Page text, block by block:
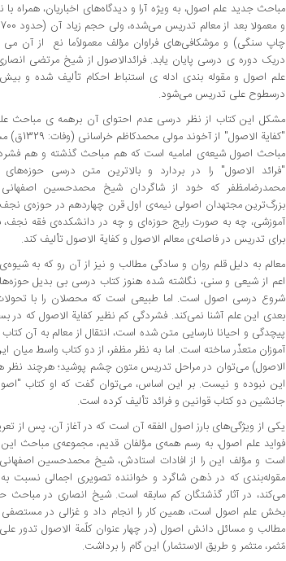
مباحث جدید علم اصول، به ویژه آرا و دیدگاه‌های اخباریان، همراه با
چاپ سنگی) و موشکافی‌های فراوان مؤلف معمولاًما نع از آن
دریک دوره ی درسی پایان یابد. فرائدالاصول از شیخ مرتضی
درسطوح علی تدریس می‌شود.
مشکل این کتاب از نظر درسی عدم احتوای آن برهمه ی مباحث
"کفایة
مباحث اصول شیعه‌ی امامیه است که هم مباحث گذشته و هم
"فرائد الاصول" را در بردارد و بالاترین متن درسی
بزرگ‌ترین مجتهدان اصولی نیمه‌ی اول قرن چهاردهم در حوزه‌ی
آموزشی، چه به صورت رایج حوزه‌ای و چه در دانشکده‌ی فقه نجف،
برای تدریس در فاصله‌ی معالم الاصول و کفایة الاصول تألیف کند.
معالم به دلیل قلم روان و سادگی مطالب و نیز از آن رو که به
اعم از شیعی و سنی، نگاشته شده هنوز کتاب درسی بی بدیل
شروع درسی اصول است. اما طبیعی است که محصلان را با
بعدی این علم آشنا نمی‌کند. فشردگی کم نظیر کفایة الاصول که در
پیچدگی و احیانا نارسایی متن شده است، انتقال از معالم به آن
آموزان متعذّر ساخته است. اما به نظر مظفر، از دو کتاب واسط میان
الاصول) می‌توان در مراحل تدریس متون چشم پوشید؛ هرچند نظر
این نبوده و نیست. بر این اساس، می‌توان گفت که او کتاب "اصول
جانشین دو کتاب قوانین و فرائد تألیف کرده است.
یکی از ویژگی‌های بارز اصول الفقه آن است که در آغاز آن، پس از
فواید علم اصول، به رسم همه‌ی مؤلفان قدیم، مجموعه‌ی مباحث
است و مؤلف این را از افادات استادش، شیخ محمدحسین
مقوله‌بندی که در ذهن شاگرد و خواننده تصویری اجمالی نسبت
می‌کند، در آثار گذشتگان کم سابقه است. شیخ انصاری در
بخش علم اصول است، همین کار را انجام داد و غزالی در مستصفی
مطالب و مسائل دانش اصول (در چهار عنوان کلٌمة الاصول تدور علی
مٌثمر، متثمر و طریق الاستثمار) این گام را برداشت.